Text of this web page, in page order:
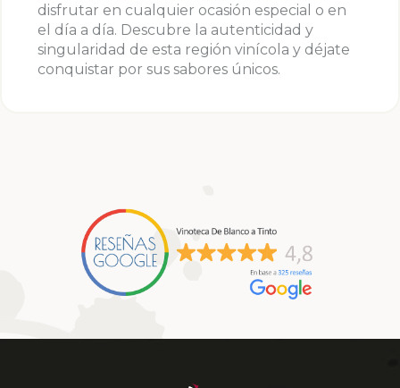
disfrutar en cualquier ocasión especial o en
el día a día. Descubre la autenticidad y
singularidad de esta región vinícola y déjate
conquistar por sus sabores únicos.